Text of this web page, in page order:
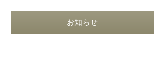
お知らせ